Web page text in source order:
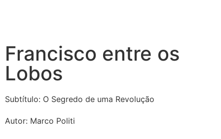
Francisco entre os
Lobos
Subtítulo: O Segredo de uma Revolução
Autor: Marco Politi